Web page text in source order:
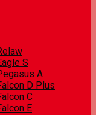
S
A
D Plus
C
E